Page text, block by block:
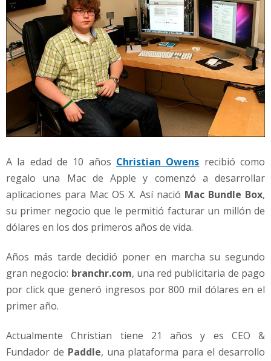
A la edad de 10 años Christian Owens recibió como
regalo una Mac de Apple y comenzó a desarrollar
aplicaciones para Mac OS X. Así nació Mac Bundle Box,
su primer negocio que le permitió facturar un millón de
dólares en los dos primeros años de vida.
Años más tarde decidió poner en marcha su segundo
gran negocio: branchr.com, una red publicitaria de pago
por click que generó ingresos por 800 mil dólares en el
primer año.
Actualmente Christian tiene 21 años y es CEO &
Fundador de Paddle, una plataforma para el desarrollo